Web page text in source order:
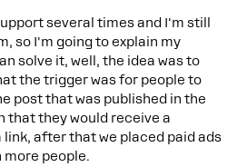
several times and I'm still
so I'm going to explain my
solve it, well, the idea was to
the trigger was for people to
post that was published in the
that they would receive a
after that we placed paid ads
people.